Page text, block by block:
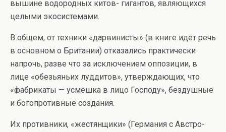
вышине водородных китов- гигантов, являющихся
целыми экосистемами.
В общем, от техники «дарвинисты» (в книге идет речь
в основном о Британии) отказались практически
напрочь, разве что за исключением оппозиции, в
лице «обезьяньих луддитов», утверждающих, что
«фабрикаты — усмешка в лицо Господу», бездушные
и богопротивные создания.
Их противники, «жестянщики» (Германия с Австро-